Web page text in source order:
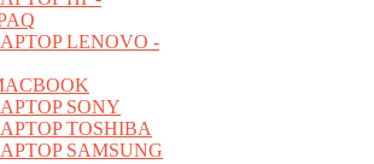
LENOVO -
SONY
TOSHIBA
SAMSUNG